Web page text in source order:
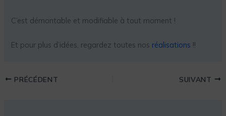
C’est démontable et modifiable à tout moment !
Et pour plus d’idées, regardez toutes nos réalisations !!
PRÉCÉDENT SUIVANT